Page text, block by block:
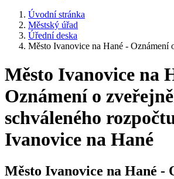
Úvodní stránka
Městský úřad
Úřední deska
Město Ivanovice na Hané - Oznámení
Město Ivanovice na
Oznámení o
schváleného
Ivanovice na Hané
Město Ivanovice na Hané -